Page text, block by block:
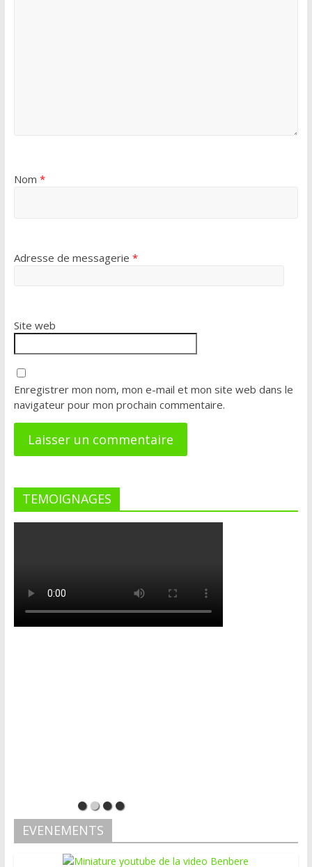
Nom *
Adresse de messagerie *
Site web
Enregistrer mon nom, mon e-mail et mon site web dans le
navigateur pour mon prochain commentaire.
TEMOIGNAGES
EVENEMENTS